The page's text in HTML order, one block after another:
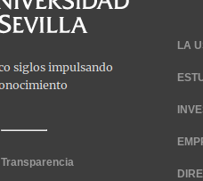
Transparencia
LA